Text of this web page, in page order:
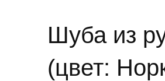
Шуба из
(цвет: